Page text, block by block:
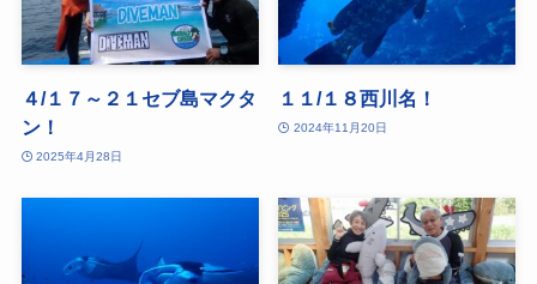
４/１７～２１セブ島マクタ
ン！
2025年4月28日
１１/１８西川名！
2024年11月20日